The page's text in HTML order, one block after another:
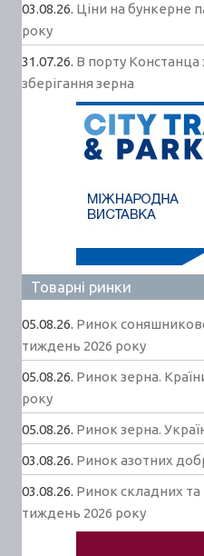
03.08.26. Ціни на бункерне
року
31.07.26. В порту Констанца
зберігання зерна
Товарні ринки
05.08.26. Ринок
тиждень 2026 року
05.08.26. Ринок зерна.
року
05.08.26. Ринок зерна.
03.08.26. Ринок азотних
03.08.26. Ринок складних та
тиждень 2026 року